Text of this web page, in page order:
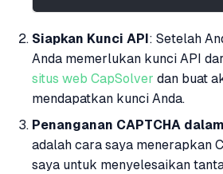
Siapkan Kunci API: Setelah
Anda memerlukan kunci API
situs web CapSolver dan buat
mendapatkan kunci Anda.
Penanganan CAPTCHA
adalah cara saya menerapkan
saya untuk menyelesaikan